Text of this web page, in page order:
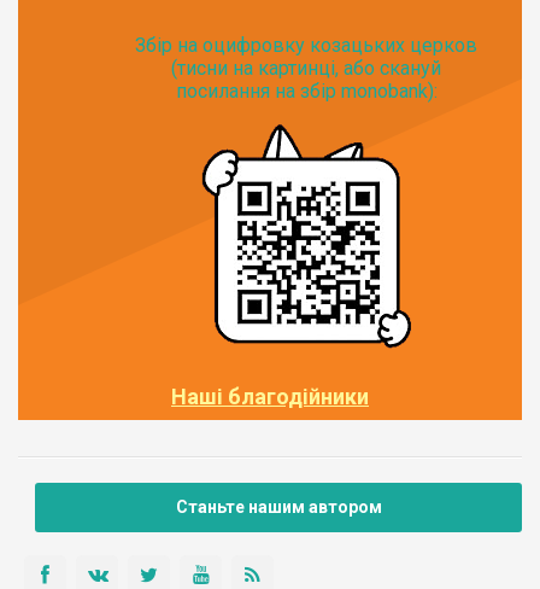
Збір на оцифровку козацьких церков
(тисни на картинці, або скануй
посилання на збір monobank):
Наші благодійники
Станьте нашим автором